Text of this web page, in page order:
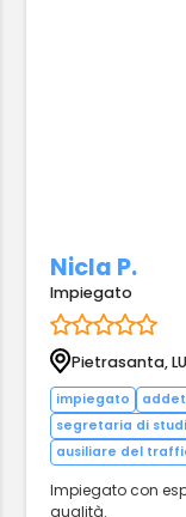
Nicla P.
Impiegato
Pietrasanta,
impiegato
segretaria di
ausiliare del
Impiegato con
qualità.